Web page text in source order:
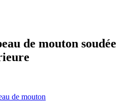
de mouton soudée
de mouton